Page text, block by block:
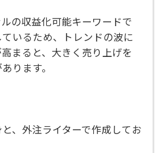
の収益化可能キーワードで
いるため、トレンドの波に
まると、大きく売り上げを
ります。
、外注ライターで作成してお